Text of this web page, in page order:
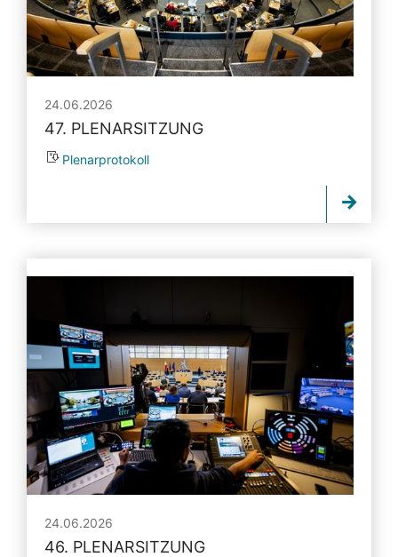
24.06.2026
47. PLENARSITZUNG
Plenarprotokoll
24.06.2026
46. PLENARSITZUNG